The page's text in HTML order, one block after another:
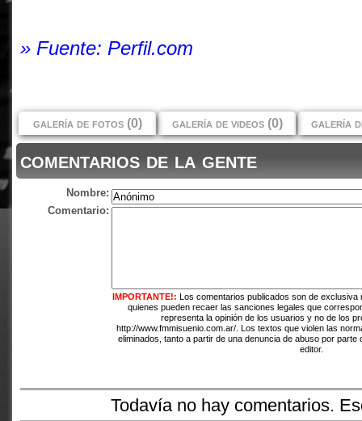
» Fuente: Perfil.com
galería de fotos (0) galería de videos (0) galería
comentarios de la gente
Nombre:
Comentario:
IMPORTANTE!: Los comentarios publicados son de
quienes pueden recaer las sanciones legales que
representa la opinión de los usuarios y no de los
http://www.fmmisuenio.com.ar/. Los textos que violen las
eliminados, tanto a partir de una denuncia de abuso por
editor.
Todavía no hay comentarios.